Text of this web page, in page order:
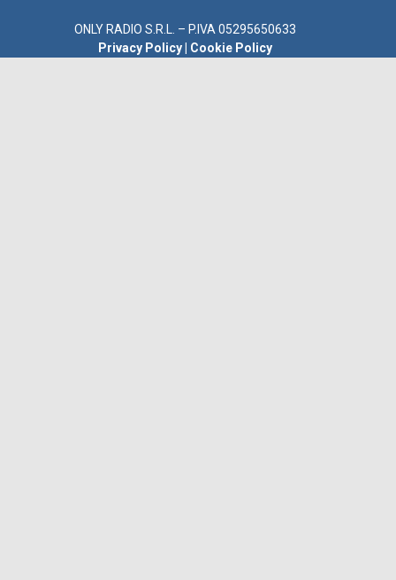
ONLY RADIO S.R.L. – P.IVA 05295650633
Privacy Policy
Cookie Policy